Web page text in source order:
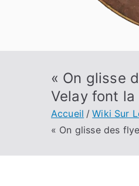
« On glisse
Velay font
Accueil
Wiki Sur
« On glisse des